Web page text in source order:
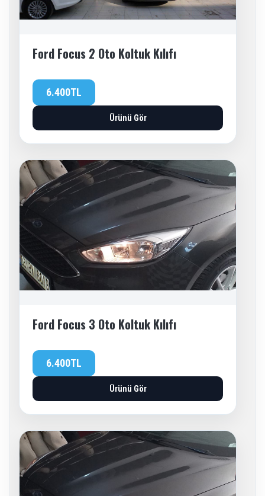
Ford Focus 2 Oto Koltuk Kılıfı
6.400TL
Ürünü Gör
Ford Focus 3 Oto Koltuk Kılıfı
6.400TL
Ürünü Gör